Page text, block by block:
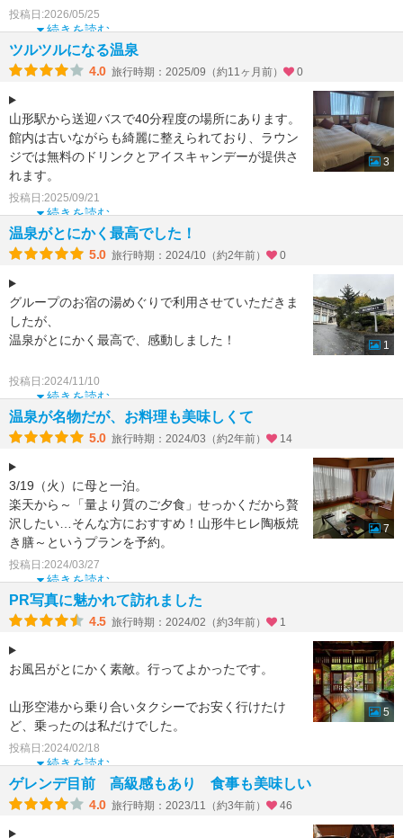
っくりできます。
姉妹館との湯めぐりチケ
続きを読む
投稿日:2026/05/25
ツルツルになる温泉
4.0 旅行時期：2025/09（約11ヶ月前） 0
山形駅から送迎バスで40分程度の場所にあります。
館内は古いながらも綺麗に整えられており、ラウン
ジでは無料のドリンクとアイスキャンデーが提供さ
れます。
大浴場は夜の7時に男女入れ替えがされるので、ご
飯
続きを読む
投稿日:2025/09/21
3
温泉がとにかく最高でした！
5.0 旅行時期：2024/10（約2年前） 0
グループのお宿の湯めぐりで利用させていただきま
したが、
温泉がとにかく最高で、感動しました！
脱衣所からとても雰囲気があり、広さもとても広
い。
女性のドライヤースペースは洗面台がならぶ通常の
続きを読む
投稿日:2024/11/10
1
温泉が名物だが、お料理も美味しくて
5.0 旅行時期：2024/03（約2年前） 14
3/19（火）に母と一泊。
楽天から～「量より質のご夕食」せっかくだから贅
沢したい…そんな方におすすめ！山形牛ヒレ陶板焼
き膳～というプランを予約。
予算は22000×2＝44000円、
そこから続きを読む
投稿日:2024/03/27
7
PR写真に魅かれて訪れました
4.5 旅行時期：2024/02（約3年前） 1
お風呂がとにかく素敵。行ってよかったです。
山形空港から乗り合いタクシーでお安く行けたけ
ど、乗ったのは私だけでした。
ここのホテルはほかに二軒のホテルと姉妹舘の関係
で どのホテルのお風呂に
続きを読む
投稿日:2024/02/18
5
ゲレンデ目前 高級感もあり 食事も美味しい
4.0 旅行時期：2023/11（約3年前） 46